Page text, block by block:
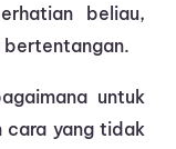
beliau,
bertentangan.
untuk
cara yang tidak